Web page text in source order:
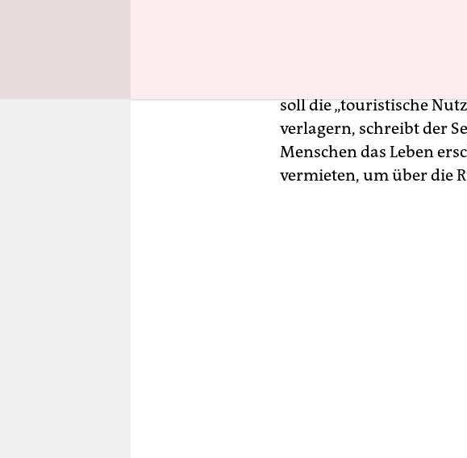
soll
soll die „touristische
verlagern, schreibt der
Menschen das Leben
vermieten, um über die